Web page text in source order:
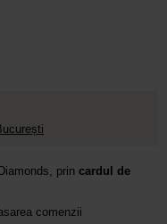
prin cardul de
comenzii